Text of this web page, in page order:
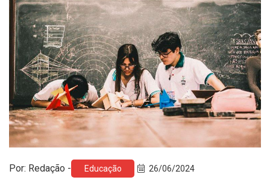
Por: Redação - Educação 26/06/2024